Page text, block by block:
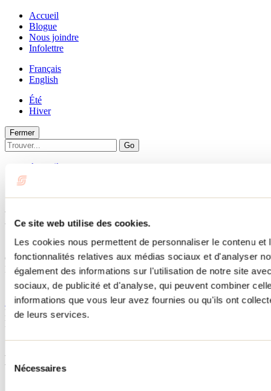
Ce site web utilise des cookies.
Les cookies nous permettent de personnaliser le contenu
fonctionnalités relatives aux médias sociaux et d'analyser
également des informations sur l'utilisation de notre site
sociaux, de publicité et d'analyse, qui peuvent combiner
informations que vous leur avez fournies ou qu'ils ont
de leurs services.
Sélection
Nécessaires
Accueil
Blogue
Nous joindre
Infolettre
Français
English
Été
Hiver
Fermer
Go
Accueil
L'ÉDEN
Saint-Côme
Chalets
L'ÉDEN
10 rue de l'Éden
Saint-Côme, QC J0K2B0
5147722886
No d'enregistrement307139
Besoin d'information?
Menu pied de page